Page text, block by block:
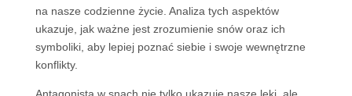
na nasze codzienne życie. Analiza tych aspektów
ukazuje, jak ważne jest zrozumienie snów oraz ich
symboliki, aby lepiej poznać siebie i swoje wewnętrzne
konflikty.